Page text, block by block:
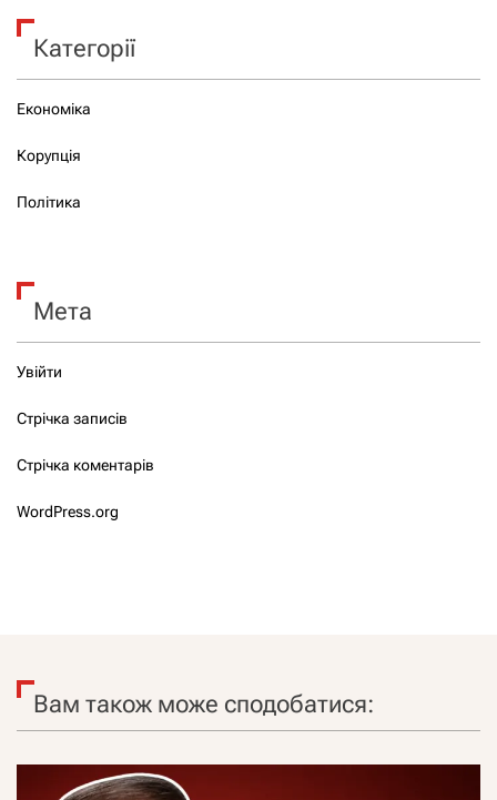
Категорії
Економіка
Корупція
Політика
Мета
Увійти
Стрічка записів
Стрічка коментарів
WordPress.org
Вам також може сподобатися: